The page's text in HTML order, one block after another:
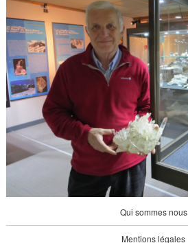
Qui sommes nous
Mentions légales